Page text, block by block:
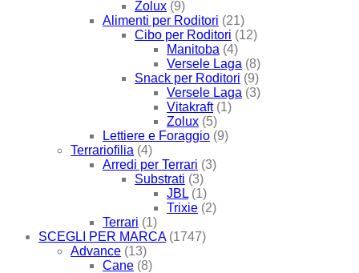
Zolux (9)
Alimenti per Roditori (21)
Cibo per Roditori (12)
Manitoba (4)
Versele Laga (8)
Snack per Roditori (9)
Versele Laga (3)
Vitakraft (1)
Zolux (5)
Lettiere e Foraggio (9)
Terrariofilia (4)
Arredi per Terrari (3)
Substrati (3)
JBL (1)
Trixie (2)
Terrari (1)
SCEGLI PER MARCA (1747)
Advance (13)
Cane (8)